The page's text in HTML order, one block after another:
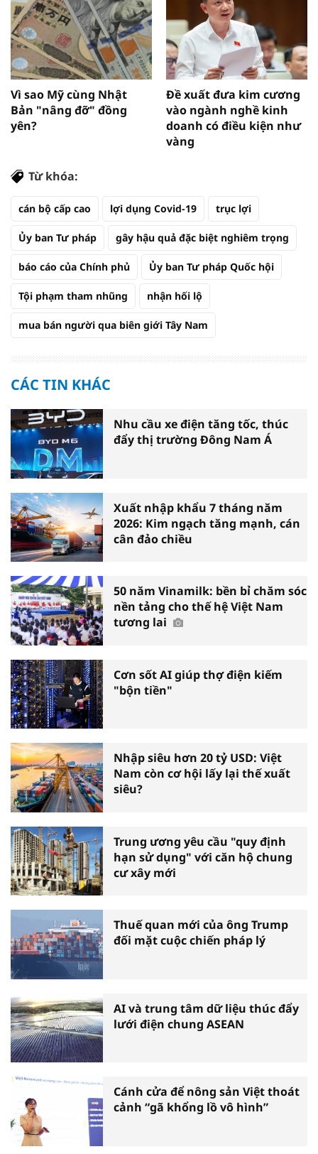
Vì sao Mỹ cùng Nhật
Bản "nâng đỡ" đồng
yên?
Đề xuất đưa kim cương
vào ngành nghề kinh
doanh có điều kiện như
vàng
Từ khóa:
cán bộ cấp cao lợi dụng Covid-19 trục lợi
Ủy ban Tư pháp gây hậu quả đặc biệt nghiêm trọng
báo cáo của Chính phủ Ủy ban Tư pháp Quốc hội
Tội phạm tham nhũng nhận hối lộ
mua bán người qua biên giới Tây Nam
CÁC TIN KHÁC
Nhu cầu xe điện tăng tốc, thúc
đẩy thị trường Đông Nam Á
Xuất nhập khẩu 7 tháng năm
2026: Kim ngạch tăng mạnh, cán
cân đảo chiều
50 năm Vinamilk: bền bỉ chăm sóc
nền tảng cho thế hệ Việt Nam
tương lai
Cơn sốt AI giúp thợ điện kiếm
"bộn tiền"
Nhập siêu hơn 20 tỷ USD: Việt
Nam còn cơ hội lấy lại thế xuất
siêu?
Trung ương yêu cầu "quy định
hạn sử dụng" với căn hộ chung
cư xây mới
Thuế quan mới của ông Trump
đối mặt cuộc chiến pháp lý
AI và trung tâm dữ liệu thúc đẩy
lưới điện chung ASEAN
Cánh cửa để nông sản Việt thoát
cảnh “gã khổng lồ vô hình”